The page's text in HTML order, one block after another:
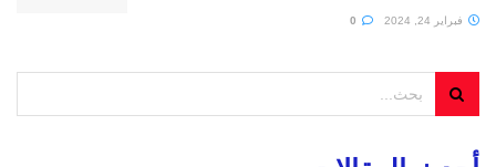
فبراير 24, 2024